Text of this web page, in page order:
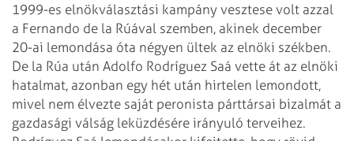
1999-es elnökválasztási kampány vesztese volt azzal
a Fernando de la Rúával szemben, akinek december
20-ai lemondása óta négyen ültek az elnöki székben.
De la Rúa után Adolfo Rodríguez Saá vette át az elnöki
hatalmat, azonban egy hét után hirtelen lemondott,
mivel nem élvezte saját peronista párttársai bizalmát a
gazdasági válság leküzdésére irányuló terveihez.